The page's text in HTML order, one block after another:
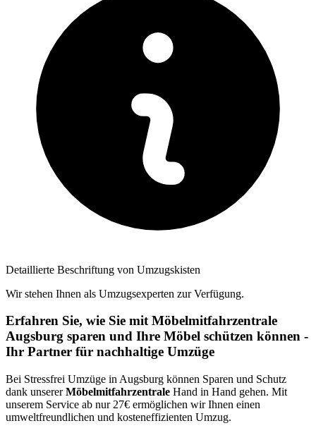
Detaillierte Beschriftung von Umzugskisten
Wir stehen Ihnen als Umzugsexperten zur Verfügung.
Erfahren Sie, wie Sie mit Möbelmitfahrzentrale
Augsburg sparen und Ihre Möbel schützen können -
Ihr Partner für nachhaltige Umzüge
Bei Stressfrei Umzüge in Augsburg können Sparen und Schutz
dank unsererMöbelmitfahrzentrale Hand in Hand gehen. Mit
unserem Service ab nur 27€ ermöglichen wir Ihnen einen
umweltfreundlichen und kosteneffizienten Umzug.